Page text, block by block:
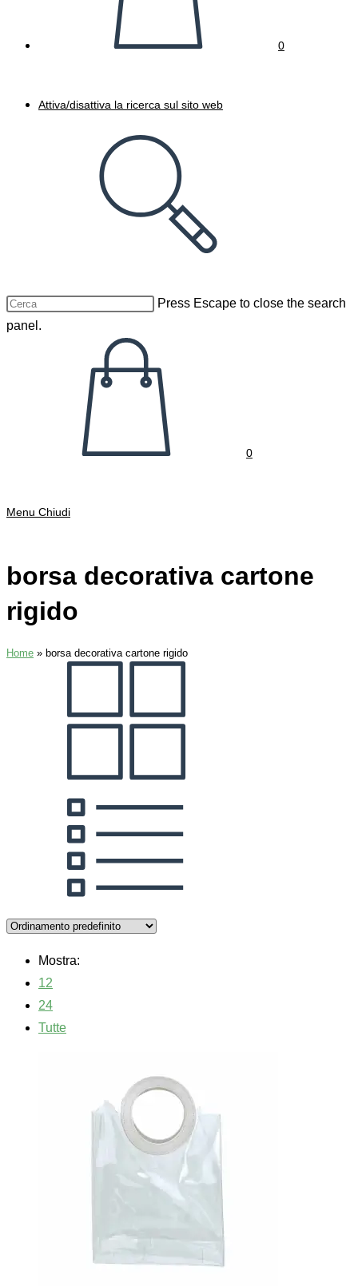
0
Attiva/disattiva la ricerca sul sito web
Press Escape to close the search
panel.
0
Menu Chiudi
borsa decorativa cartone
rigido
Home » borsa decorativa cartone rigido
Mostra:
12
24
Tutte